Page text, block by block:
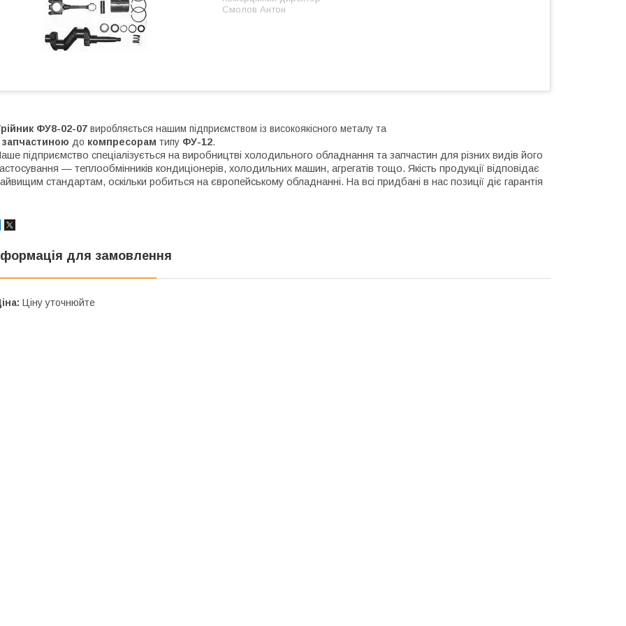
Смолов Антон
ФУ8-02-07 виробляється нашим підприємством із високоякісного металу та
запчастиною до компресорам типу ФУ-12.
підприємство спеціалізується на виробництві холодильного обладнання та запчастин для різних видів його
— теплообмінників кондиціонерів, холодильних машин, агрегатів тощо. Якість продукції відповідає
стандартам, оскільки робиться на європейському обладнанні. На всі придбані в нас позиції діє гарантія
для замовлення
Ціну уточнюйте